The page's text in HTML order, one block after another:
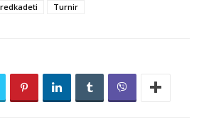
Turnir